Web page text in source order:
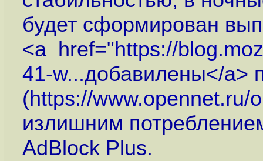
будет сформирован
<a href="https://
41-w...добавилены</a>
(https://www.opennet.ru/
излишним
AdBlock Plus.